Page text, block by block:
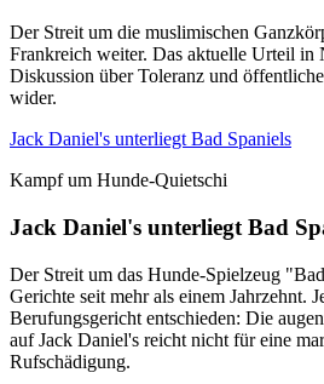
Der Streit um die muslimischen
Frankreich weiter. Das aktuelle Urteil in
Diskussion über Toleranz und
wider.
Jack Daniel's unterliegt Bad Spaniels
Kampf um Hunde-Quietschi
Jack Daniel's unterliegt Bad
Der Streit um das Hunde-Spielzeug
Gerichte seit mehr als einem Jahrzehnt.
Berufungsgericht entschieden: Die
auf Jack Daniel's reicht nicht für eine
Rufschädigung.